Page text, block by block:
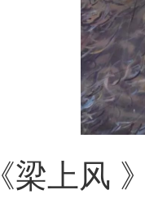
《梁上风